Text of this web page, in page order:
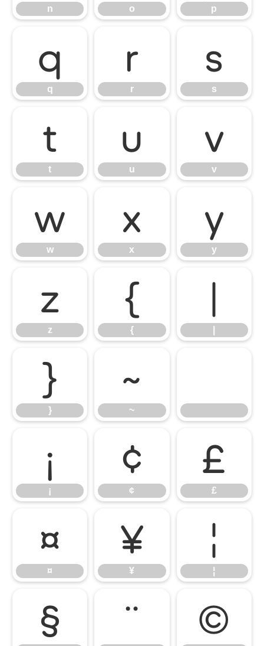
n o p
q
q
r
r
s
s
t
t
u
u
v
v
w
w
x
x
y
y
z
z
{
{
|
}
}
~
~
¡
¡
¢
¢
£
£
¤
¤
¥
¥
¦
¦
§ ¨ ©